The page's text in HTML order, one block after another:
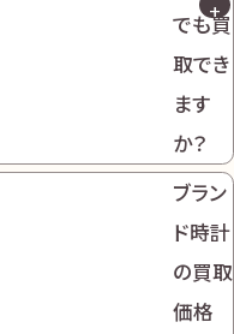
でも買
取でき
ます
か？
ブラン
ド時計
の買取
価格